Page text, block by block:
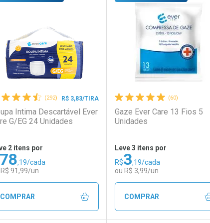
Ativar Desconto
Comprar sem Desconto
Comprar sem Desconto
Laboratório
Ativar Desconto
Comprar sem Desconto
Por Menos
Comprar sem Desconto
(292) R$ 3,83/TIRA
Intima Descartável Ever
G/EG 24 Unidades
2 itens por
78,19/cada
91,99/un
COMPRAR
(60)
Gaze Ever Care 13 Fios 5
Unidades
Leve 3 itens por
R$3,19/cada
ou R$ 3,99/un
COMPRAR